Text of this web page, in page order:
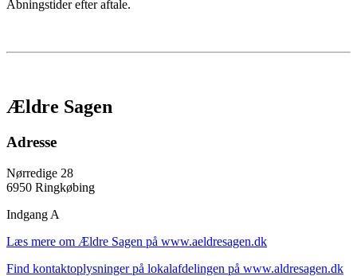
Åbningstider efter aftale.
Ældre Sagen
Adresse
Nørredige 28
6950 Ringkøbing
Indgang A
Læs mere om Ældre Sagen på www.aeldresagen.dk
Find kontaktoplysninger på lokalafdelingen på www.aldresagen.dk